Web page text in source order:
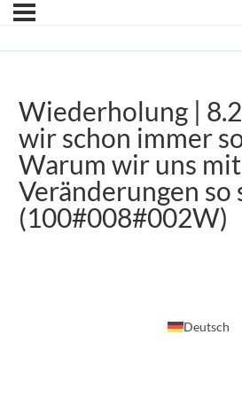
Wiederholung |
wir schon immer
Warum wir uns mit
Veränderungen so
(100#008#002W)
Deutsch